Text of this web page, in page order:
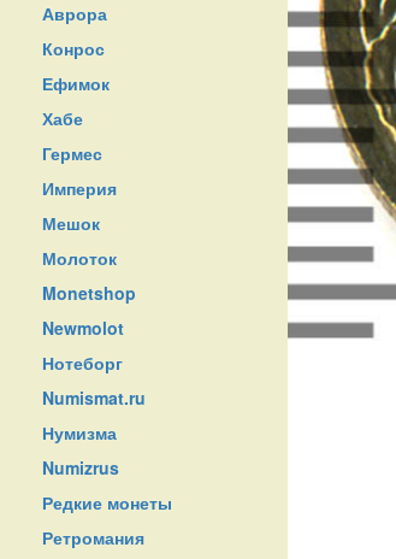
Аврора
Конрос
Ефимок
Хабе
Гермес
Империя
Мешок
Молоток
Monetshop
Newmolot
Нотеборг
Numismat.ru
Нумизма
Numizrus
Редкие монеты
Ретромания